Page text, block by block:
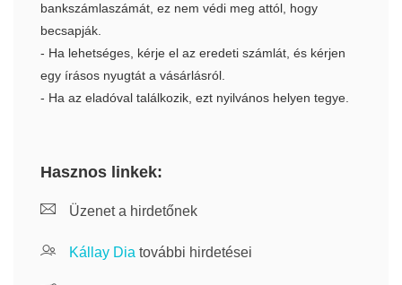
bankszámlaszámát, ez nem védi meg attól, hogy
becsapják.
- Ha lehetséges, kérje el az eredeti számlát, és kérjen
egy írásos nyugtát a vásárlásról.
- Ha az eladóval találkozik, ezt nyilvános helyen tegye.
Hasznos linkek:
Üzenet a hirdetőnek
Kállay Dia további hirdetései